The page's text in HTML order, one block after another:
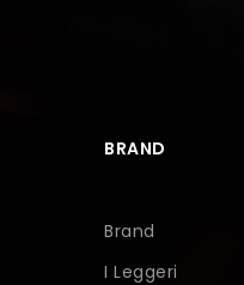
BRAND
Brand
I Leggeri